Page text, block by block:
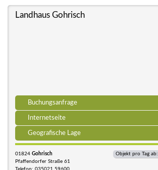
Landhaus Gohrisch
Buchungsanfrage
Internetseite
Geografische Lage
01824 Gohrisch
Pfaffendorfer Straße 61
Objekt pro Tag ab: